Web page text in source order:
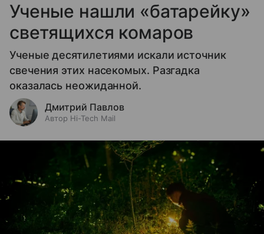
Ученые нашли «батарейку»
светящихся комаров
Ученые десятилетиями искали источник
свечения этих насекомых. Разгадка
оказалась неожиданной.
Дмитрий Павлов
Автор Hi-Tech Mail